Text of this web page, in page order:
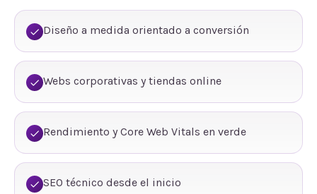
Diseño a medida orientado a conversión
Webs corporativas y tiendas online
Rendimiento y Core Web Vitals en verde
SEO técnico desde el inicio